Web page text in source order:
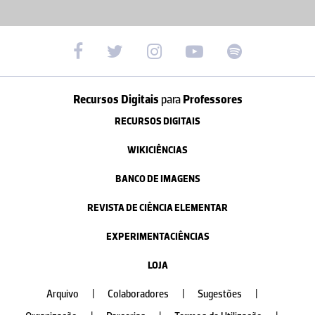
Recursos Digitais paraProfessores
RECURSOS DIGITAIS
WIKICIÊNCIAS
BANCO DE IMAGENS
REVISTA DE CIÊNCIA ELEMENTAR
EXPERIMENTACIÊNCIAS
LOJA
Arquivo Colaboradores Sugestões